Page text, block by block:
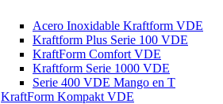
Acero Inoxidable Kraftform VDE
Kraftform Plus Serie 100 VDE
KraftForm Comfort VDE
Kraftform Serie 1000 VDE
Serie 400 VDE Mango en T
KraftForm Kompakt VDE